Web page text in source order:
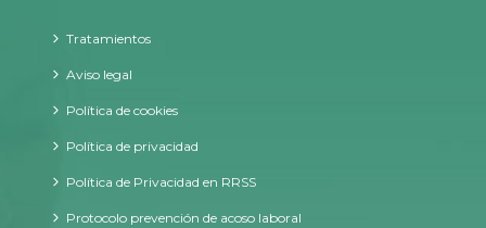
Tratamientos
Aviso legal
Política de cookies
Política de privacidad
Política de Privacidad en RRSS
Protocolo prevención de acoso laboral